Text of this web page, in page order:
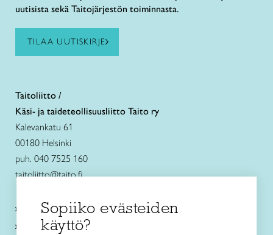
uutisista sekä Taitojärjestön toiminnasta.
TILAA UUTISKIRJE
Taitoliitto /
Käsi- ja taideteollisuusliitto Taito ry
Kalevankatu 61
00180 Helsinki
puh. 040 7525 160
taitoliitto@taito.fi
Käsityökurssit ja koulutus
Ajankohtaista
Sopiiko evästeiden
käyttö?